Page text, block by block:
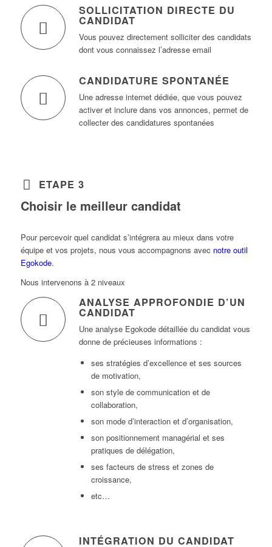
SOLLICITATION DIRECTE DU
CANDIDAT
Vous pouvez directement solliciter des candidats
dont vous connaissez l’adresse email
CANDIDATURE SPONTANÉE
Une adresse internet dédiée, que vous pouvez
activer et inclure dans vos annonces, permet de
collecter des candidatures spontanées
ETAPE 3
Choisir le meilleur candidat
Pour percevoir quel candidat s’intégrera au mieux dans votre
équipe et vos projets, nous vous accompagnons avec notre outil
Egokode.
Nous intervenons à 2 niveaux
ANALYSE APPROFONDIE D’UN
CANDIDAT
Une analyse Egokode détaillée du candidat vous
donne de précieuses informations :
ses stratégies d’excellence et ses sources
de motivation,
son style de communication et de
collaboration,
son mode d’interaction et d’organisation,
son positionnement managérial et ses
pratiques de délégation,
ses facteurs de stress et zones de
croissance,
etc…
INTÉGRATION DU CANDIDAT